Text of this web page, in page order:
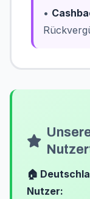
•
🏠
Nutzer: